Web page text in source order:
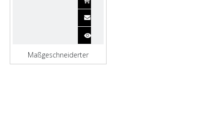
Maßgeschneiderter
brandneuer LCT-Lastkahn